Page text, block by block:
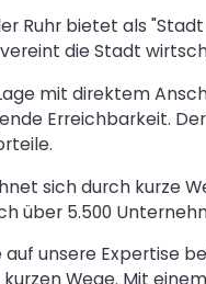
Ruhr bietet als
die Stadt
mit direktem
Erreichbarkeit.
sich durch kurze
über 5.500
auf unsere Expertise